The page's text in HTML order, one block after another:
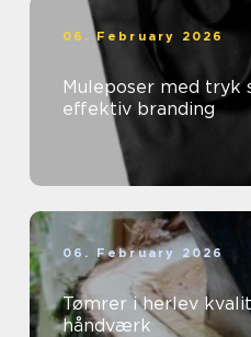
06. February 2026
Muleposer med tryk
effektiv branding
06. February 2026
Tømrer i herlev kvalitet, funktion og godt
håndværk